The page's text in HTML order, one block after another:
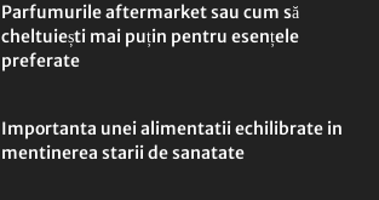
Parfumurile aftermarket sau cum să
cheltuiești mai puțin pentru esențele
preferate
Importanta unei alimentatii echilibrate in
mentinerea starii de sanatate